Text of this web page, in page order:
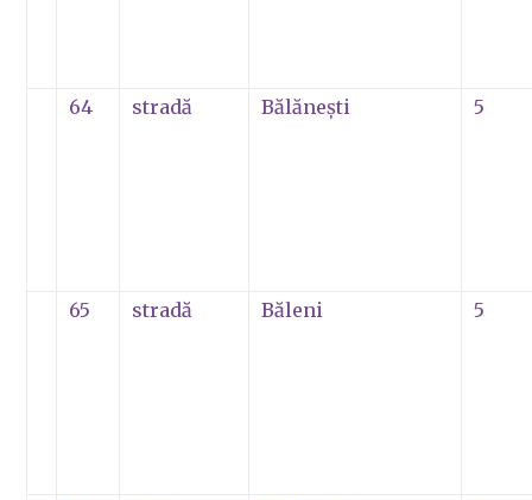
64 stradă Bălăneşti 5
65 stradă Băleni 5